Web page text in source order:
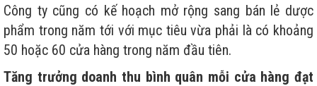
Công ty cũng có kế hoạch mở rộng sang bán lẻ dược
phẩm trong năm tới với mục tiêu vừa phải là có khoảng
50 hoặc 60 cửa hàng trong năm đầu tiên.
Tăng trưởng doanh thu bình quân mỗi cửa hàng đạt